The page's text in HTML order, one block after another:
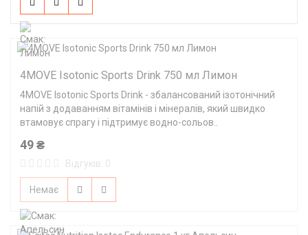
4MOVE Isotonic Sports Drink 750 мл Лимон
4MOVE Isotonic Sports Drink - збалансований ізотонічний
напій з додаванням вітамінів і мінералів, який швидко
втамовує спрагу і підтримує водно-сольов..
49 ₴
Відгуків: 0
Немає